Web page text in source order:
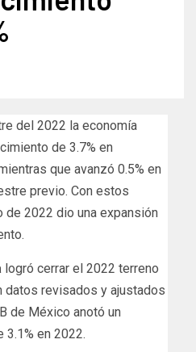
del 2022 la economía
de 3.7% en
que avanzó 0.5% en
previo. Con estos
de 2022 dio una expansión
logró cerrar el 2022 terreno
datos revisados y ajustados
de México anotó un
3.1% en 2022.